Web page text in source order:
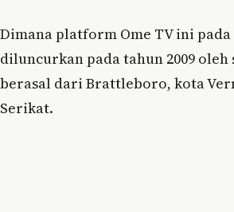
Dimana platform Ome TV ini
diluncurkan pada tahun 2009 oleh
berasal dari Brattleboro, kota
Serikat.